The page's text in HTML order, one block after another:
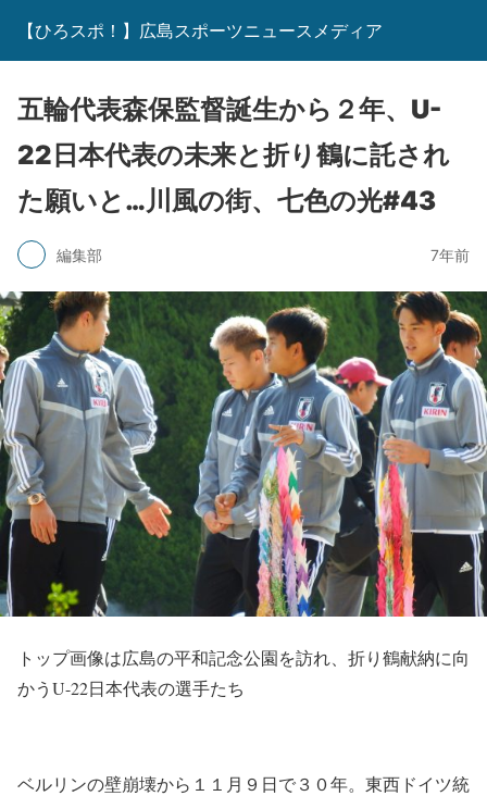
【ひろスポ！】広島スポーツニュースメディア
五輪代表森保監督誕生から２年、U-
22日本代表の未来と折り鶴に託され
た願いと…川風の街、七色の光#43
編集部 7年前
トップ画像は広島の平和記念公園を訪れ、折り鶴献納に向
かうU-22日本代表の選手たち
ベルリンの壁崩壊から１１月９日で３０年。東西ドイツ統